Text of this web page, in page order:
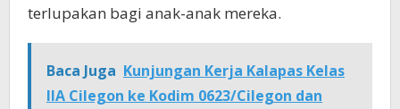
terlupakan bagi anak-anak mereka.
Baca Juga Kunjungan Kerja Kalapas Kelas
IIA Cilegon ke Kodim 0623/Cilegon dan